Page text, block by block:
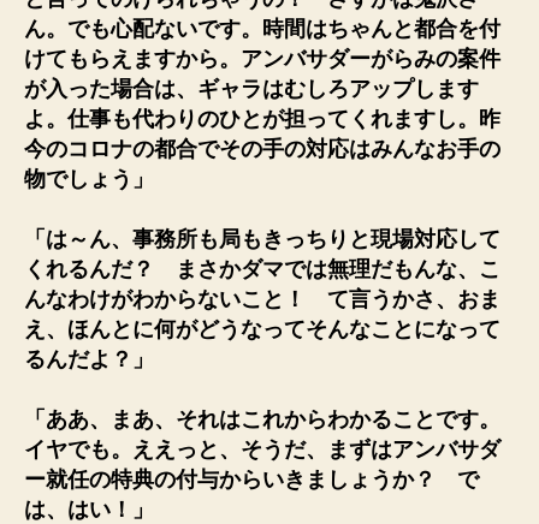
ん。でも心配ないです。時間はちゃんと都合を付
けてもらえますから。アンバサダーがらみの案件
が入った場合は、ギャラはむしろアップします
よ。仕事も代わりのひとが担ってくれますし。昨
今のコロナの都合でその手の対応はみんなお手の
物でしょう」
「は～ん、事務所も局もきっちりと現場対応して
くれるんだ？ まさかダマでは無理だもんな、こ
んなわけがわからないこと！ て言うかさ、おま
え、ほんとに何がどうなってそんなことになって
るんだよ？」
「ああ、まあ、それはこれからわかることです。
イヤでも。ええっと、そうだ、まずはアンバサダ
ー就任の特典の付与からいきましょうか？ で
は、はい！」